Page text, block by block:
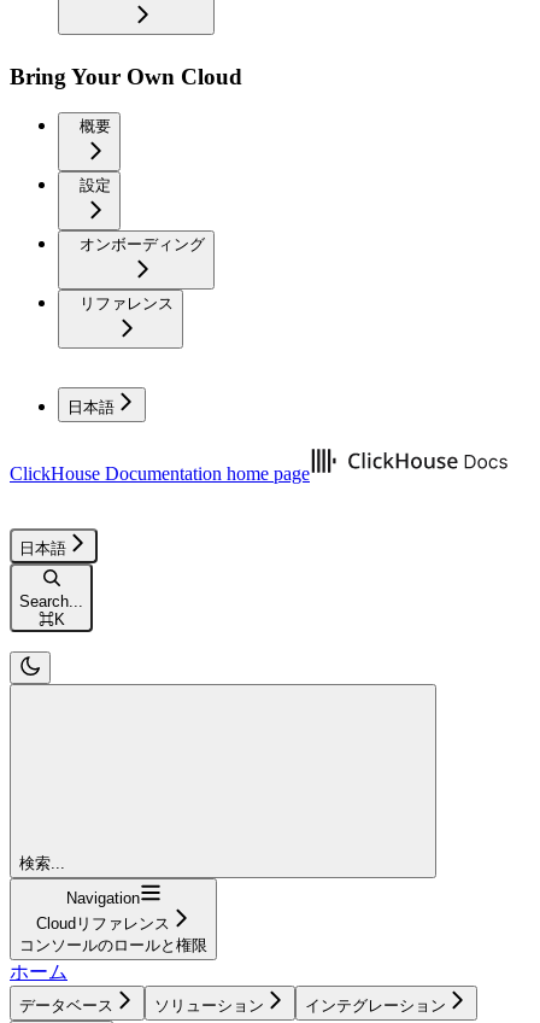
Bring Your Own Cloud
概要
設定
オンボーディング
リファレンス
日本語
ClickHouse Documentation home page
日本語
Search...
⌘K
検索...
Navigation
Cloudリファレンス
コンソールのロールと権限
ホーム
データベース ソリューション
インテグレーション